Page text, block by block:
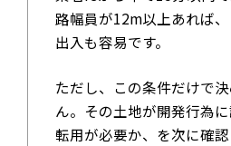
路幅員が12m以上あれば
出入も容易です。
ただし、この条件だけで
ん。その土地が開発行為
転用が必要か、を次に確認